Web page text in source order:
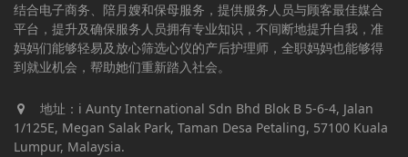
结合电子商务、陪月嫂和保母服务，提供服务人员与顾客最佳媒合
平台，提升及确保服务人员拥有专业知识，不间断地提升自我，准
妈妈们能够轻易及放心筛选心仪的产后护理师，全职妈妈也能够得
到就业机会，帮助她们重新踏入社会。
地址：i Aunty International Sdn Bhd Blok B 5-6-4, Jalan
1/125E, Megan Salak Park, Taman Desa Petaling, 57100 Kuala
Lumpur, Malaysia.